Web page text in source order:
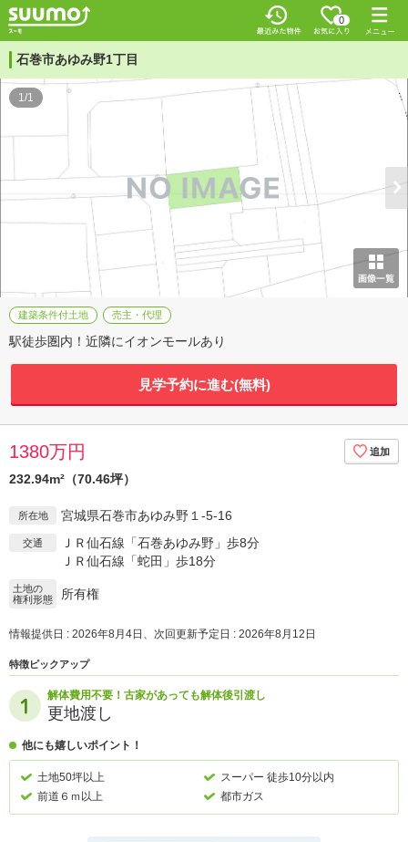
0
石巻市あゆみ野1丁目
1/1
建築条件付土地 売主・代理
駅徒歩圏内！近隣にイオンモールあり
見学予約に進む(無料)
1380万円
232.94m²（70.46坪）
所在地 宮城県石巻市あゆみ野１-5-16
交通
ＪＲ仙石線「石巻あゆみ野」歩8分
ＪＲ仙石線「蛇田」歩18分
土地の
権利形態
所有権
情報提供日 : 2026年8月4日、次回更新予定日 : 2026年8月12日
特徴ピックアップ
解体費用不要！古家があっても解体後引渡し
更地渡し
他にも嬉しいポイント！
土地50坪以上
スーパー 徒歩10分以内
前道６ｍ以上
都市ガス